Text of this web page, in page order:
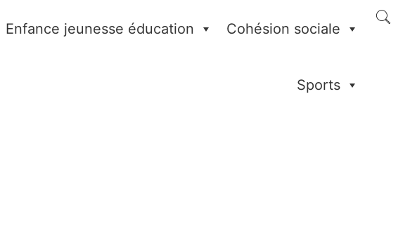
Enfance jeunesse éducation Cohésion sociale
Sports